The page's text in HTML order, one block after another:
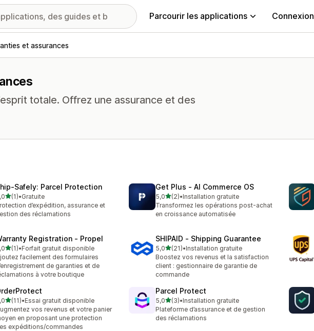
Parcourir les applications Connexion
et assurances
totale. Offrez une assurance et des
Parcel Protection
étoile(s) sur 5
(1)
avis au total
•Gratuite
d’expédition, assurance et
des réclamations
Get Plus ‑ AI Commerce OS
5,0étoile(s) sur 5
(2)
2 avis au total
•Installation gratuite
Transformez les opérations post-achat
en croissance automatisée
Registration ‑ Propel
étoile(s) sur 5
(1)
avis au total
•Forfait gratuit disponible
facilement des formulaires
de garanties et de
à votre boutique
SHIPAID ‑ Shipping Guarantee
5,0étoile(s) sur 5
(21)
21 avis au total
•Installation gratuite
Boostez vos revenus et la satisfaction
client : gestionnaire de garantie de
commande
étoile(s) sur 5
(11)
avis au total
•Essai gratuit disponible
vos revenus et votre panier
en proposant une protection
expéditions/commandes
Parcel Protect
5,0étoile(s) sur 5
(3)
3 avis au total
•Installation gratuite
Plateforme d’assurance et de gestion
des réclamations